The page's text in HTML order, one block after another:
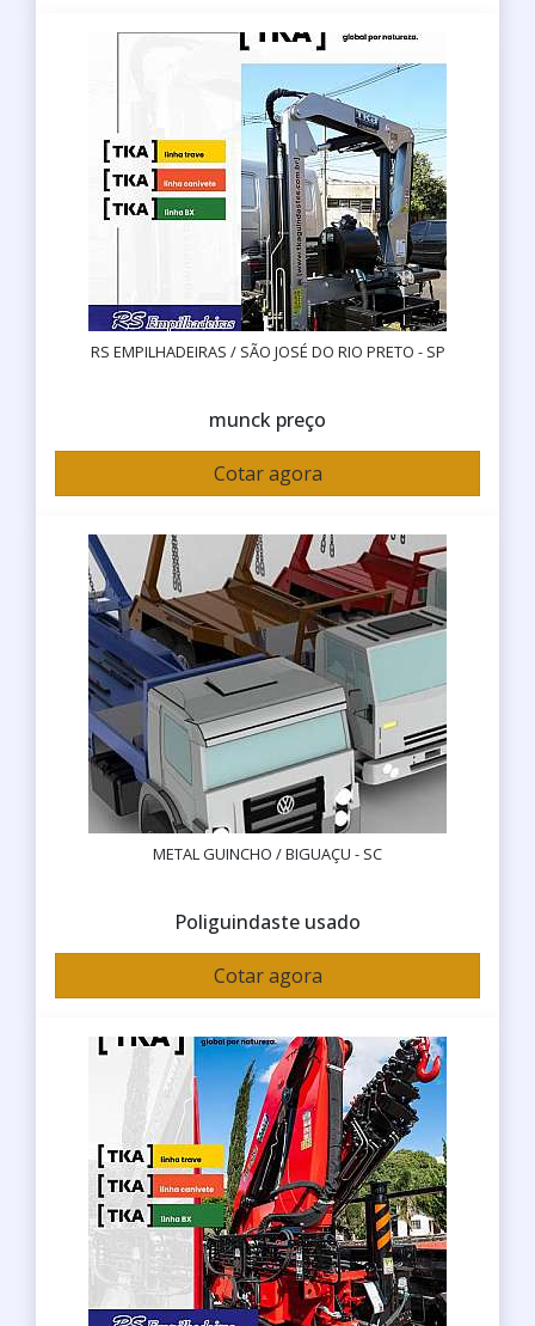
RS EMPILHADEIRAS / SÃO JOSÉ DO RIO PRETO - SP
munck preço
Cotar agora
METAL GUINCHO / BIGUAÇU - SC
Poliguindaste usado
Cotar agora